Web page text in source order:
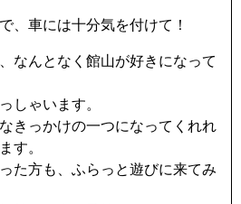
、車には十分気を付けて！
なんとなく館山が好きになって
しゃいます。
きっかけの一つになってくれれ
す。
た方も、ふらっと遊びに来てみ